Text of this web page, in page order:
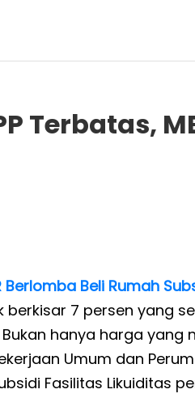
Terbatas,
Berlomba Beli Rumah
7 persen yang
hanya harga yang
Umum dan
Fasilitas Likuiditas